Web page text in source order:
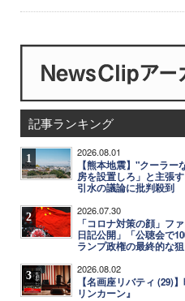
記事ランキング
1 2026.08.01
【熊本地震】"クーラ
房を設置しろ」と主張
引水の議論に批判殺到
2 2026.07.30
「コロナ対策の顔」フ
日記公開」「公聴会で
ランプ政権の最終的な
3 2026.08.02
【名画座リバティ (29)
リンカーン』